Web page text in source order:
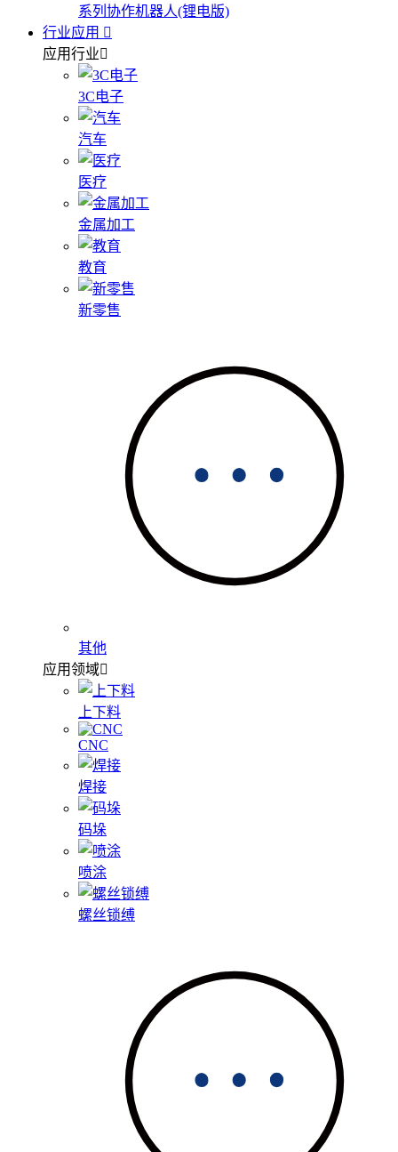
系列协作机器人(锂电版)
行业应用
应用行业
3C电子
汽车
医疗
金属加工
教育
新零售
其他
应用领域
上下料
CNC
焊接
码垛
喷涂
螺丝锁缚